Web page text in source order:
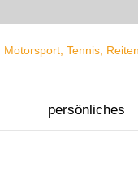
persönliches